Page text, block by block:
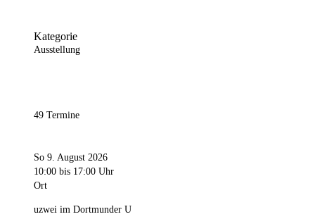
Kategorie
Ausstellung
49 Termine
So 9. August 2026
10:00 bis 17:00 Uhr
Ort
uzwei im Dortmunder U